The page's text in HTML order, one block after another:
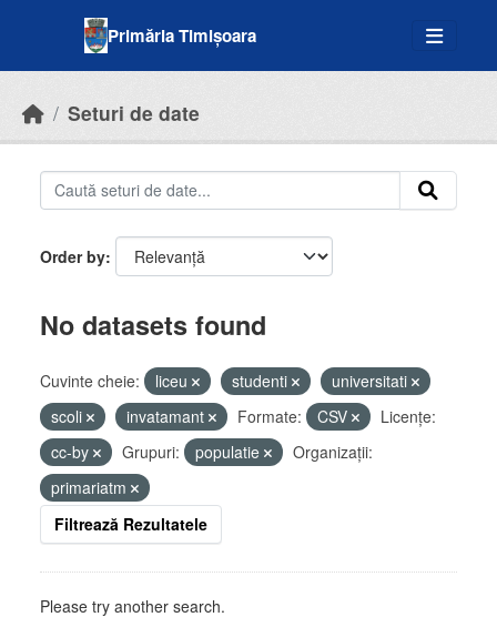
Primăria Timișoara
Seturi de date
Order by
No datasets found
Cuvinte cheie: liceu studenti
universitati
scoli
invatamant Formate: CSV
Licenţe:
cc-by
Grupuri: populatie
Organizații:
primariatm
Filtrează Rezultatele
Please try another search.